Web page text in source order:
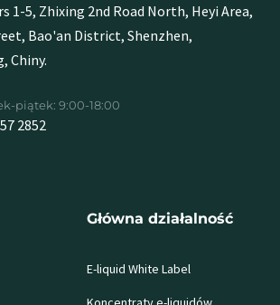
1-5, Zhixing 2nd Road North, Heyi Area,
Bao'an District, Shenzhen,
Chiny.
piątek: 9:00-18:00
2852
Główna działalność
E-liquid White Label